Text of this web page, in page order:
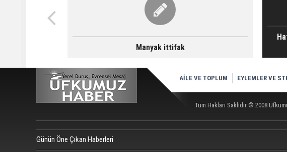
Manyak ittifak
AİLE VE TOPLUM EYLEMLER VE
Tüm Hakları Saklıdır © 2008
Günün Öne Çıkan Haberleri